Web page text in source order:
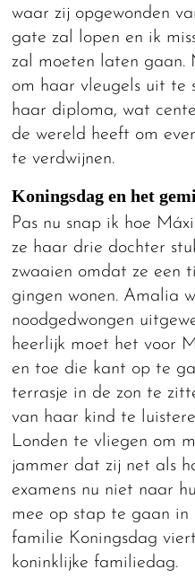
waar zij opgewonden
gate zal lopen en ik
zal moeten laten
om haar vleugels uit te
haar diploma, wat
de wereld heeft om
te verdwijnen.
Koningsdag en het
Pas nu snap ik hoe
ze haar drie dochter
zwaaien omdat ze een
gingen wonen. Amalia
noodgedwongen
heerlijk moet het voor
en toe die kant op te
terrasje in de zon te
van haar kind te
Londen te vliegen om
jammer dat zij net als
examens nu niet naar
mee op stap te gaan
familie Koningsdag
koninklijke familiedag.